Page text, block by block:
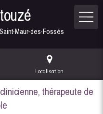
Maur-des-Fossés
Localisation
thérapeute de